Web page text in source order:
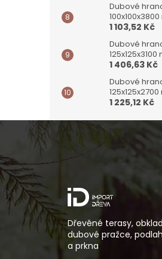
Dubové
1 103,52 Kč
Dubové
125x125x3100
1 406,63 Kč
Dubové
1 225,12 Kč
Z
p
a
t
Dřevěné terasy,
dubové pražce,
a prkna